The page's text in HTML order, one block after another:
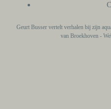
Geurt Busser vertelt verhalen bij zijn
van Broekhoven -